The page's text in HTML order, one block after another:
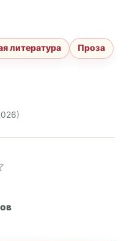
литература
Проза